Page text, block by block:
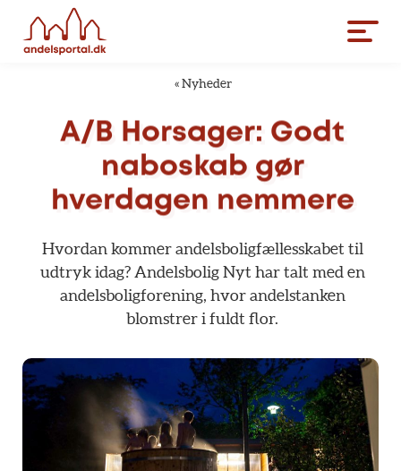
« Nyheder
A/B Horsager: Godt
naboskab gør
hverdagen nemmere
Hvordan kommer andelsboligfællesskabet til
udtryk idag? Andelsbolig Nyt har talt med en
andelsboligforening, hvor andelstanken
blomstrer i fuldt flor.